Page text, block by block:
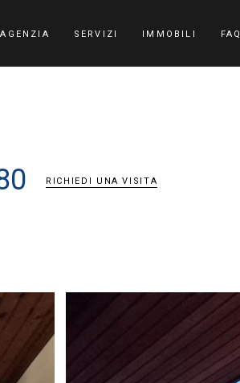
SERVIZI IMMOBILI FAQ
RICHIEDI UNA VISITA